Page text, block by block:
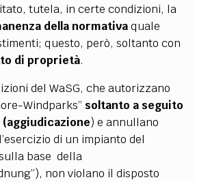
tutela, in certe condizioni, la
della normativaquale
questo, però, soltanto con
di proprietà.
del WaSG, che autorizzano
Windparks” soltanto a seguito
(aggiudicazione) e annullano
di un impianto del
base della
non violano il disposto